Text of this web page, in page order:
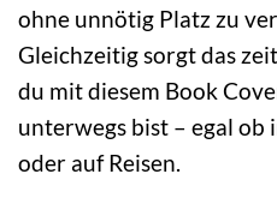
ohne unnötig Platz zu
Gleichzeitig sorgt das
du mit diesem Book
unterwegs bist – egal ob
oder auf Reisen.